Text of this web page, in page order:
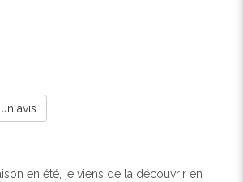
avis
en été, je viens de la découvrir en